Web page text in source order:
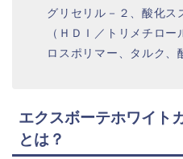
グリセリル－２、酸化ス
（ＨＤＩ／トリメチロ
ロスポリマー、タルク、
エクスボーテホワイト
とは？